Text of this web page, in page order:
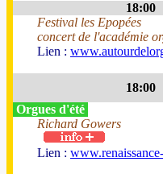
18:00
Festival les Epopées
concert de l'académie
Lien :
18:00
Orgues d'été
Richard Gowers
Lien :